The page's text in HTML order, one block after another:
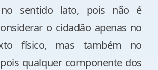
no sentido lato, pois não é
o cidadão apenas no
físico, mas também no
qualquer componente dos